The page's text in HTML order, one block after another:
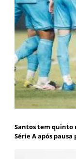
Santos tem
Série A após pausa